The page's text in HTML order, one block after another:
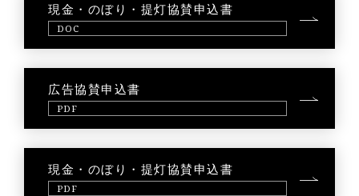
現金・のぼり・提灯協賛申込書
DOC
広告協賛申込書
PDF
現金・のぼり・提灯協賛申込書
PDF